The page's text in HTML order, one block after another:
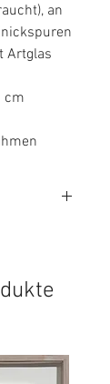
an
Artglas
cm